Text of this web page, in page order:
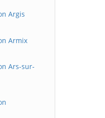
Argis
Armix
Ars-sur-